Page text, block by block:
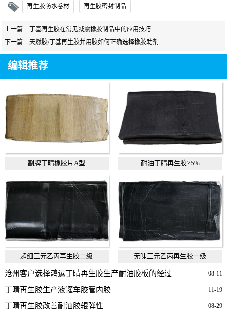
再生胶防水卷材 再生胶密封制品
上一篇
丁基再生胶在常见减震橡胶制品中的应用技巧
下一篇
天然胶/丁基再生胶并用胶如何正确选择橡胶助剂
编辑推荐
副牌丁晴橡胶片A型 耐油丁腈再生胶75%
超细三元乙丙再生胶二级 无味三元乙丙再生胶一级
08-11
沧州客户选择鸿运丁晴再生胶生产耐油胶板的经过
11-19
丁晴再生胶生产液罐车胶管内胶
08-29
丁晴再生胶改善耐油胶辊弹性